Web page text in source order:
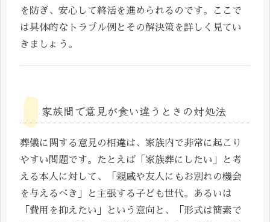
を防ぎ、安心して終活を進められるのです。ここで
は具体的なトラブル例とその解決策を詳しく見てい
きましょう。
家族間で意見が食い違うときの対処法
葬儀に関する意見の相違は、家族内で非常に起こり
やすい問題です。たとえば「家族葬にしたい」と考
える本人に対して、「親戚や友人にもお別れの機会
を与えるべき」と主張する子ども世代。あるいは
「費用を抑えたい」という意向と、「形式は簡素で